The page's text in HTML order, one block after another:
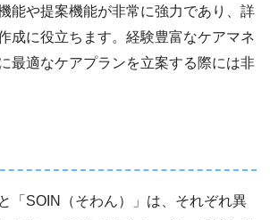
能や提案機能が非常に強力であり、詳
成に役立ちます。経験豊富なケアマネ
最適なケアプランを立案する際には非
「SOIN（そわん）」は、それぞれ異